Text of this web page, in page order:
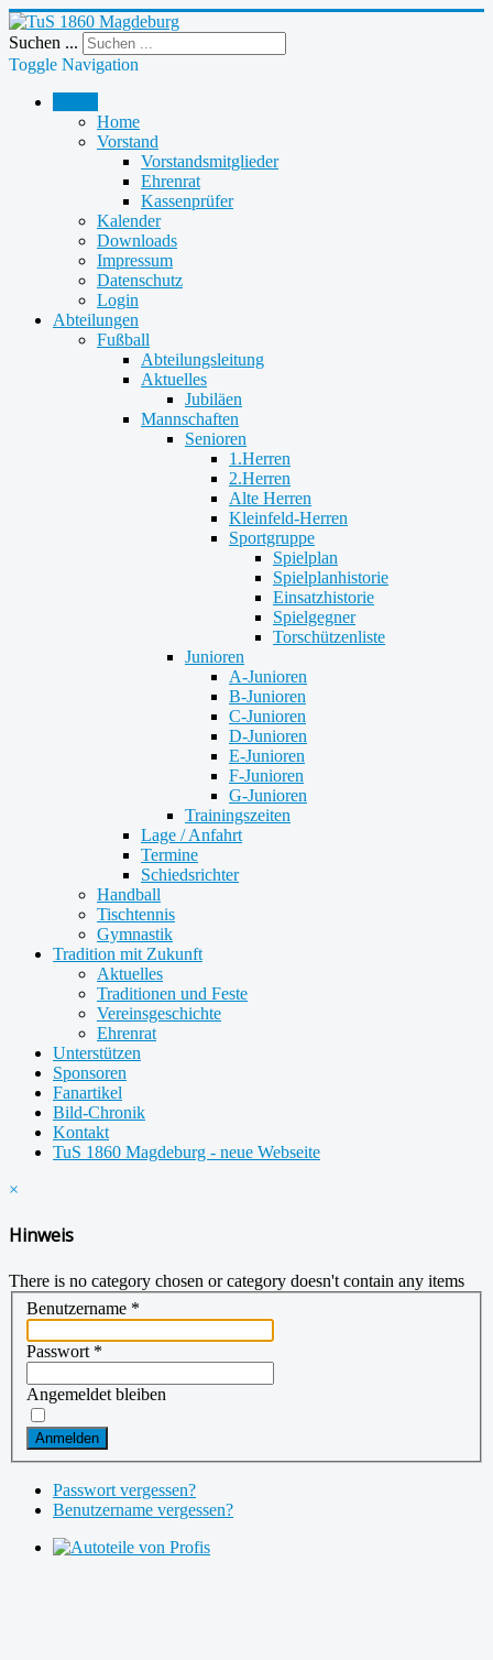
Suchen ...
Toggle Navigation
Home
Vorstand
Vorstandsmitglieder
Ehrenrat
Kassenprüfer
Kalender
Downloads
Impressum
Datenschutz
Login
Abteilungen
Fußball
Abteilungsleitung
Aktuelles
Jubiläen
Mannschaften
Senioren
1.Herren
2.Herren
Alte Herren
Kleinfeld-Herren
Sportgruppe
Spielplan
Spielplanhistorie
Einsatzhistorie
Spielgegner
Torschützenliste
Junioren
A-Junioren
B-Junioren
C-Junioren
D-Junioren
E-Junioren
F-Junioren
G-Junioren
Trainingszeiten
Lage / Anfahrt
Termine
Schiedsrichter
Handball
Tischtennis
Gymnastik
Tradition mit Zukunft
Aktuelles
Traditionen und Feste
Vereinsgeschichte
Ehrenrat
Unterstützen
Sponsoren
Fanartikel
Bild-Chronik
Kontakt
TuS 1860 Magdeburg - neue Webseite
×
Hinweis
There is no category chosen or category doesn't contain any items
Benutzername *
Passwort *
Angemeldet bleiben
Anmelden
Passwort vergessen?
Benutzername vergessen?